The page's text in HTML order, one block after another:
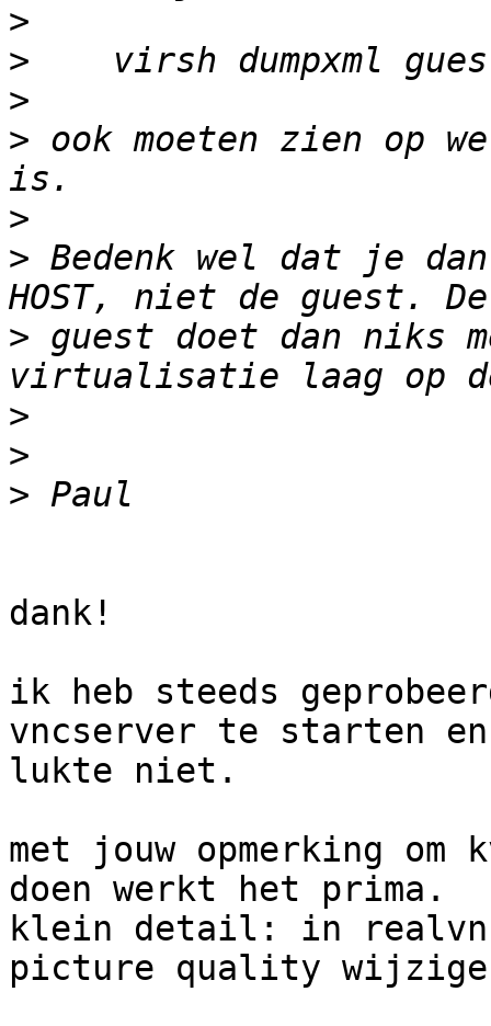
>
>
>
> ook moeten zien op
>
> Bedenk wel dat je
> guest doet dan niks
>
>
>
dank!
ik heb steeds
vncserver te starten
lukte niet.
met jouw opmerking
doen werkt het prima.
klein detail: in
picture quality